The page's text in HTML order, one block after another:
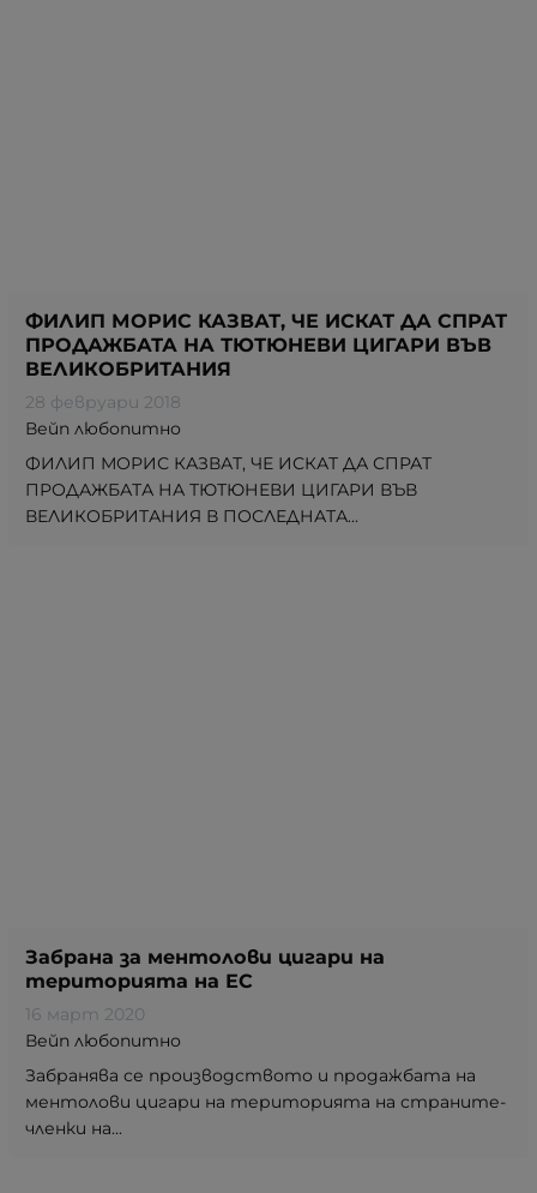
ФИЛИП МОРИС КАЗВАТ, ЧЕ ИСКАТ ДА СПРАТ
ПРОДАЖБАТА НА ТЮТЮНЕВИ ЦИГАРИ ВЪВ
ВЕЛИКОБРИТАНИЯ
28 февруари 2018
Вейп любопитно
ФИЛИП МОРИС КАЗВАТ, ЧЕ ИСКАТ ДА СПРАТ
ПРОДАЖБАТА НА ТЮТЮНЕВИ ЦИГАРИ ВЪВ
ВЕЛИКОБРИТАНИЯ В ПОСЛЕДНАТА...
Забрана за ментолови цигари на
територията на ЕС
16 март 2020
Вейп любопитно
Забранява се производството и продажбата на
ментолови цигари на територията на страните-
членки на...